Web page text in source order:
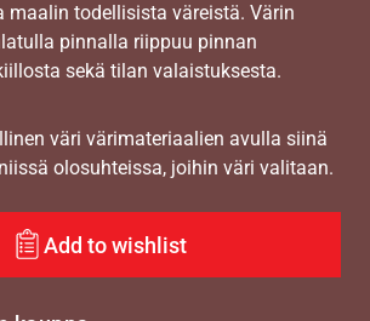
maalin todellisista väreistä. Värin
pinnalla riippuu pinnan
sekä tilan valaistuksesta.
väri värimateriaalien avulla siinä
olosuhteissa, joihin väri valitaan.
Add to wishlist